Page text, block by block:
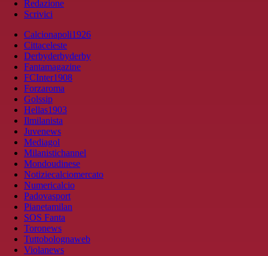
Redazione
Scrivici
Calcionapoli1926
Cittaceleste
Derbyderbyderby
Fantamagazine
FCInter1908
Forzaroma
Golssip
Hellas1903
Ilmilanista
Juvenews
Mediagol
Milanistichannel
Mondoudinese
Notiziecalciomercato
Numericalcio
Padovasport
Pianetamilan
SOS Fanta
Toronews
Tuttobolognaweb
Violanews